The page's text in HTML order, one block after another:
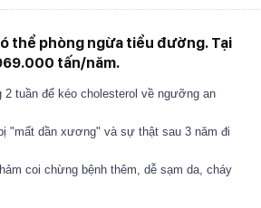
thể phòng ngừa tiểu đường. Tại
tấn/năm.
2 tuần để kéo cholesterol về ngưỡng an
"mất dần xương" và sự thật sau 3 năm đi
coi chừng bệnh thêm, dễ sạm da, cháy